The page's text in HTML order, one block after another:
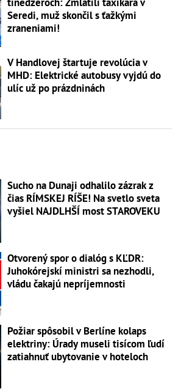
Seredi, muž skončil s ťažkými
zraneniami!
V Handlovej štartuje revolúcia v
MHD: Elektrické autobusy vyjdú do
ulíc už po prázdninách
Sucho na Dunaji odhalilo zázrak z
čias RÍMSKEJ RÍŠE! Na svetlo sveta
vyšiel NAJDLHŠÍ most STAROVEKU
Otvorený spor o dialóg s KĽDR:
Juhokórejskí ministri sa nezhodli,
vládu čakajú nepríjemnosti
Požiar spôsobil v Berlíne kolaps
elektriny: Úrady museli tisícom ľudí
zatiahnuť ubytovanie v hoteloch